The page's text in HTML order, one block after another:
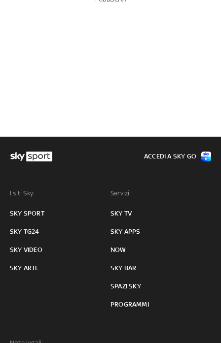
I siti Sky:
SKY SPORT
SKY TG24
SKY VIDEO
SKY ARTE
Servizi:
SKY TV
SKY APPS
NOW
SKY BAR
SPAZI SKY
PROGRAMMI
ACCEDI A SKY GO